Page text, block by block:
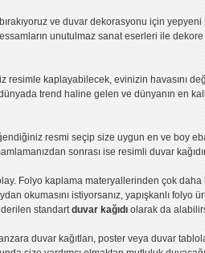
ve duvar dekorasyonu için yepyeni
unutulmaz sanat eserleri ile
resimle kaplayabilecek, evinizin havasını
trend haline gelen ve dünyanın en
resmi seçip size uygun en ve boy
sonrası ise resimli duvar kağıdı
Folyo kaplama materyallerinden çok daha
okumasını istiyorsanız, yapışkanlı folyo
standartduvar kağıdı olarak da
duvar kağıtları, poster veya duvar